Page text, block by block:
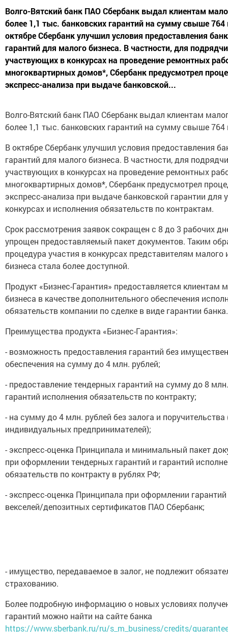
Волго-Вятский банк ПАО Сбербанк выдал клиентам
более 1,1 тыс. банковских гарантий на сумму свыше
октябре Сбербанк улучшил условия предоставления
гарантий для малого бизнеса. В частности, для
участвующих в конкурсах на проведение ремонтных
многоквартирных домов*, Сбербанк предусмотрел
экспресс-анализа при выдаче банковской...
Волго-Вятский банк ПАО Сбербанк выдал клиентам
более 1,1 тыс. банковских гарантий на сумму свыше 764
В октябре Сбербанк улучшил условия предоставления
гарантий для малого бизнеса. В частности, для
участвующих в конкурсах на проведение ремонтных
многоквартирных домов*, Сбербанк предусмотрел
экспресс-анализа при выдаче банковской гарантии для
конкурсах и исполнения обязательств по контрактам.
Срок рассмотрения заявок сокращен с 8 до 3 рабочих
упрощен предоставляемый пакет документов. Таким
процедура участия в конкурсах представителям малого
бизнеса стала более доступной.
Продукт «Бизнес-Гарантия» предоставляется клиентам
бизнеса в качестве дополнительного обеспечения
обязательств компании по сделке в виде гарантии банка.
Преимущества продукта «Бизнес-Гарантия»:
- возможность предоставления гарантий без
обеспечения на сумму до 4 млн. рублей;
- предоставление тендерных гарантий на сумму до 8
гарантий исполнения обязательств по контракту;
- на сумму до 4 млн. рублей без залога и поручительства
индивидуальных предпринимателей);
- экспресс-оценка Принципала и минимальный пакет
при оформлении тендерных гарантий и гарантий
обязательств по контракту в рублях РФ;
- экспресс-оценка Принципала при оформлении
векселей/депозитных сертификатов ПАО Сбербанк;
- имущество, передаваемое в залог, не подлежит
страхованию.
Более подробную информацию о новых условиях
гарантий можно найти на сайте банка
https://www.sberbank.ru/ru/s_m_business/credits/